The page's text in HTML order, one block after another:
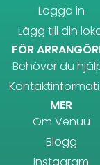
Logga in
Lägg till din
FÖR
Behöver du
MER
Om Venuu
Blogg